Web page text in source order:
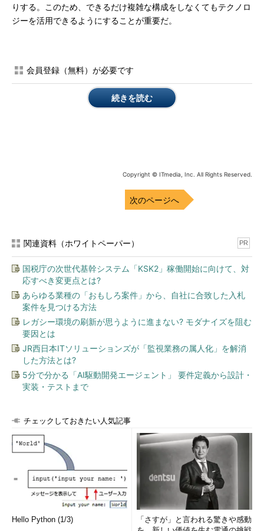
りする。このため、できるだけ複雑な構成をしなくてもテクノロ
ジーを活用できるようにすることが重要だ。
会員登録（無料）が必要です
続きを読む
Copyright © ITmedia, Inc. All Rights Reserved.
次のページへ
関連資料（ホワイトペーパー） PR
国税庁の次世代基幹システム「KSK2」稼働開始に向けて、対
応すべき変更点とは?
あらゆる業種の「おもしろ案件」から、自社に合致した入札
案件を見つける方法
レガシー環境の刷新が思うように進まない? モダナイズを阻む
要因とは
JR西日本ITソリューションズが「監視業務の属人化」を解消
した方法とは?
5分で分かる「AI駆動開発エージェント」 要件定義から設計・
実装・テストまで
チェックしておきたい人気記事
Hello Python (1/3)
「さすが」と言われる驚きや感動